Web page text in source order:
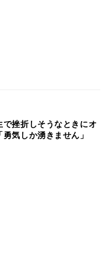
で挫折しそうなときにオ
気しか湧きません」